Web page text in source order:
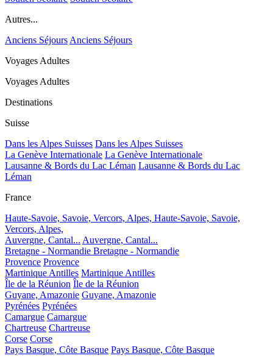
Autres...
Anciens Séjours Anciens Séjours
Voyages Adultes
Voyages Adultes
Destinations
Suisse
Dans les Alpes Suisses Dans les Alpes Suisses
La Genève Internationale La Genève Internationale
Lausanne & Bords du Lac Léman Lausanne & Bords du Lac
Léman
France
Haute-Savoie, Savoie, Vercors, Alpes, Haute-Savoie, Savoie,
Vercors, Alpes,
Auvergne, Cantal... Auvergne, Cantal...
Bretagne - Normandie Bretagne - Normandie
Provence Provence
Martinique Antilles Martinique Antilles
Île de la Réunion Île de la Réunion
Guyane, Amazonie Guyane, Amazonie
Pyrénées Pyrénées
Camargue Camargue
Chartreuse Chartreuse
Corse Corse
Pays Basque, Côte Basque Pays Basque, Côte Basque